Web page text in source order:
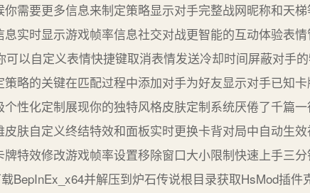
需要更多信息来制定策略显示对手完整战网昵称和天
实时显示游戏帧率信息社交对战更智能的互动体验表
以自定义表情快捷键取消表情发送冷却时间屏蔽对手
略的关键在匹配过程中添加对手为好友显示对手已知
性化定制展现你的独特风格皮肤定制系统厌倦了千篇
肤自定义终结特效和面板实时更换卡背对局中自动生
特效修改游戏帧率设置移除窗口大小限制快速上手三
BepInEx_x64并解压到炉石传说根目录获取HsMod插件